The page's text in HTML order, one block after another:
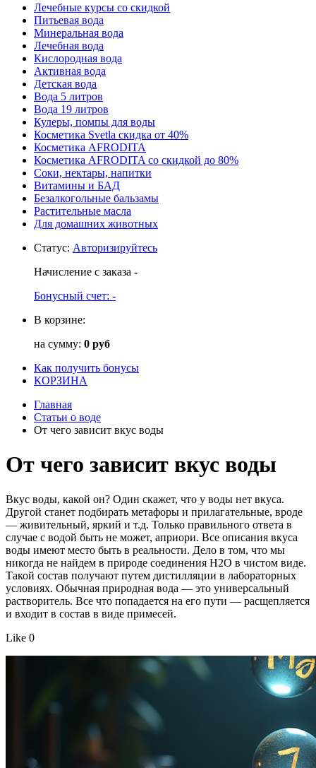
Лечебные курсы со скидкой
Питьевая вода
Минеральная вода
Лечебная вода
Кислородная вода
Активная вода
Детская вода
Вода 5 литров
Вода 19 литров
Кулеры, помпы для воды
Косметика Svetla скидка от 40%
Косметика AFRODITA
Косметика AFRODITA со скидкой до 80%
Соки, нектары, напитки
Витамины и БАД
Безалкогольные бальзамы
Растительные масла
Для домашних животных
Статус: Авторизируйтесь
Начисление с заказа -
Бонусный счет: -
В корзине:
на сумму: 0 руб
Как получить бонусы
КОРЗИНА
Главная
Статьи о воде
От чего зависит вкус воды
От чего зависит вкус воды
Вкус воды, какой он? Один скажет, что у воды нет вкуса.
Другой станет подбирать метафоры и прилагательные, вроде
— живительный, яркий и т.д. Только правильного ответа в
случае с водой быть не может, априори. Все описания вкуса
воды имеют место быть в реальности. Дело в том, что мы
никогда не найдем в природе соединения H2О в чистом виде.
Такой состав получают путем дистилляции в лабораторных
условиях. Обычная природная вода — это универсальный
растворитель. Все что попадается на его пути — расщепляется
и входит в состав в виде примесей.
Like 0